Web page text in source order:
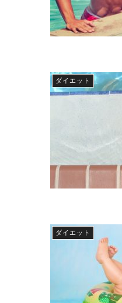
ダイエット
ダイエット